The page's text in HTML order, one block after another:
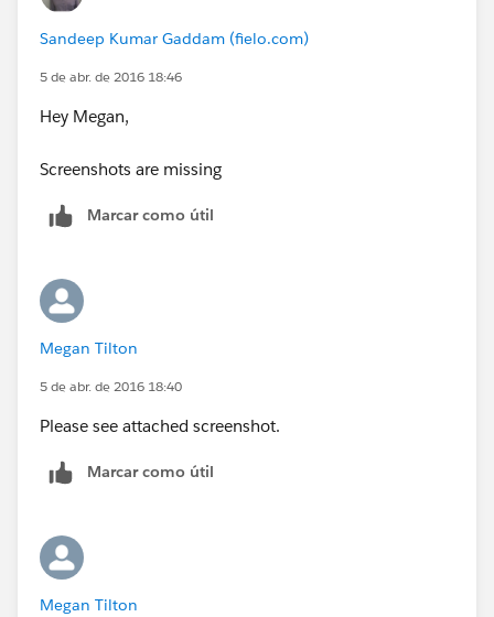
Sandeep Kumar Gaddam (fielo.com)
5 de abr. de 2016 18:46
Hey Megan,
Screenshots are missing
Marcar como útil
Megan Tilton
5 de abr. de 2016 18:40
Please see attached screenshot.
Marcar como útil
Megan Tilton